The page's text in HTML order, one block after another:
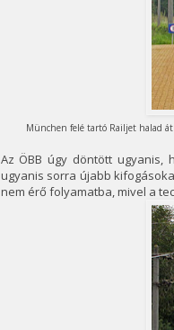
München felé tartó Railjet halad
Az ÖBB úgy döntött ugyanis,
ugyanis sorra újabb
nem érő folyamatba, mivel a